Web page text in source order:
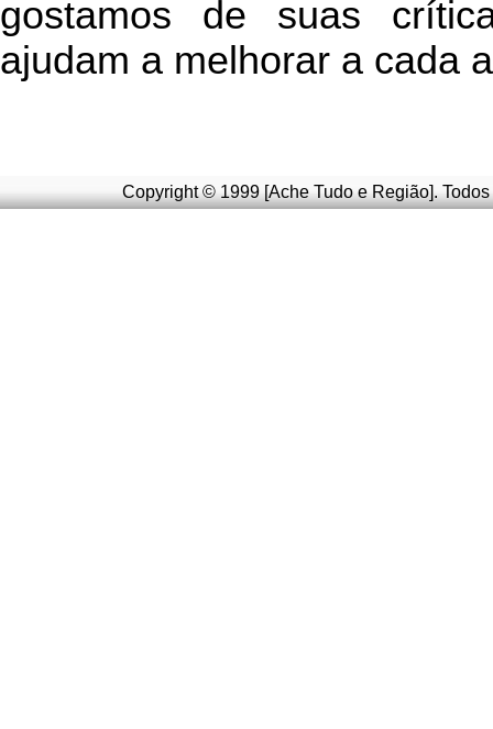
gostamos de suas
ajudam a melhorar a cada
Copyright © 1999 [Ache Tudo e Região].